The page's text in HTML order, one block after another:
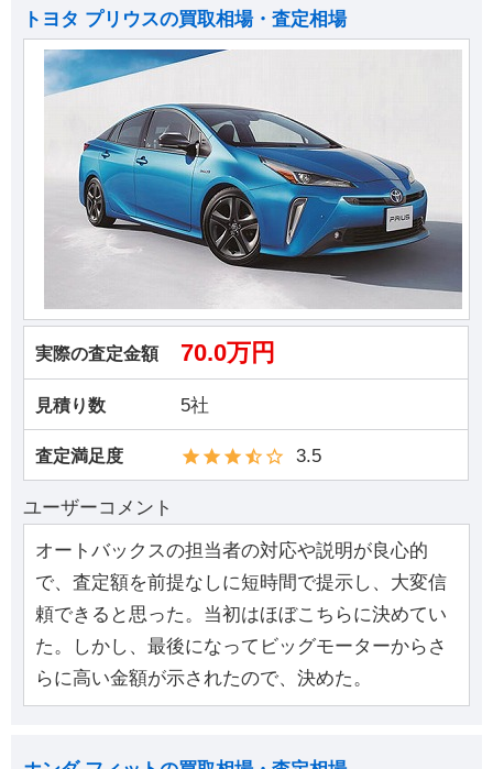
トヨタ プリウスの買取相場・査定相場
実際の査定金額 70.0万円
見積り数 5社
査定満足度 3.5
ユーザーコメント
オートバックスの担当者の対応や説明が良心的
で、査定額を前提なしに短時間で提示し、大変信
頼できると思った。当初はほぼこちらに決めてい
た。しかし、最後になってビッグモーターからさ
らに高い金額が示されたので、決めた。